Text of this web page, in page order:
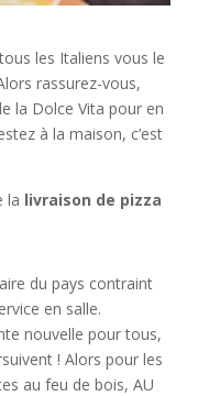
les Italiens vous le
rassurez-vous,
la Dolce Vita pour en
à la maison, c’est
la livraison de pizza
du pays contraint
en salle.
nouvelle pour tous,
! Alors pour les
au feu de bois, AU